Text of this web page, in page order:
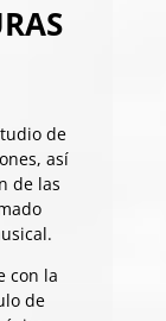
de
así
de las
con la
de